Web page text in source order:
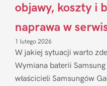
objawy, koszty i
naprawa w
1 lutego 2026
W jakiej sytuacji warto
Wymiana baterii
właścicieli Samsungów